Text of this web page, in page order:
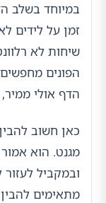
במיוחד בשלב
זמן על לידים
שיחות לא
הפונים
הדף אולי
כאן חשוב
מגנט. הוא
ובמקביל
מתאימים